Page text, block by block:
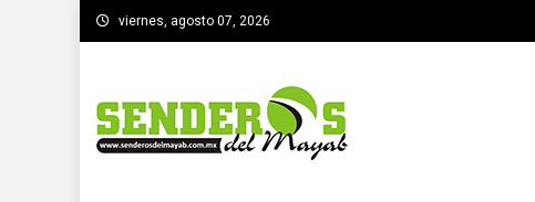
Saltar
al
viernes, agosto 07, 2026